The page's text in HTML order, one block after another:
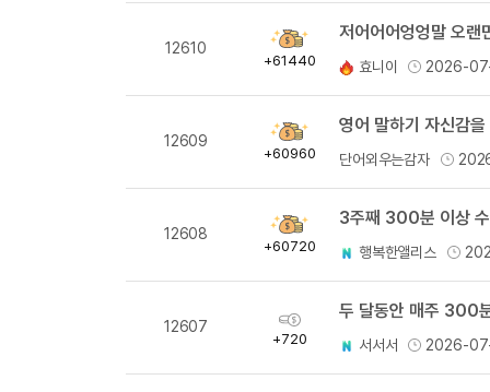
12610
획
득
+61440
저어어어엉엉말 오
효니이 2026-
12609
획
득
+60960
영어 말하기 자신감
단어외우는감자
12608
획
득
+60720
3주째 300분 이상
행복한앨리스
12607
획
득
+720
두 달동안 매주 300
서서서 2026-